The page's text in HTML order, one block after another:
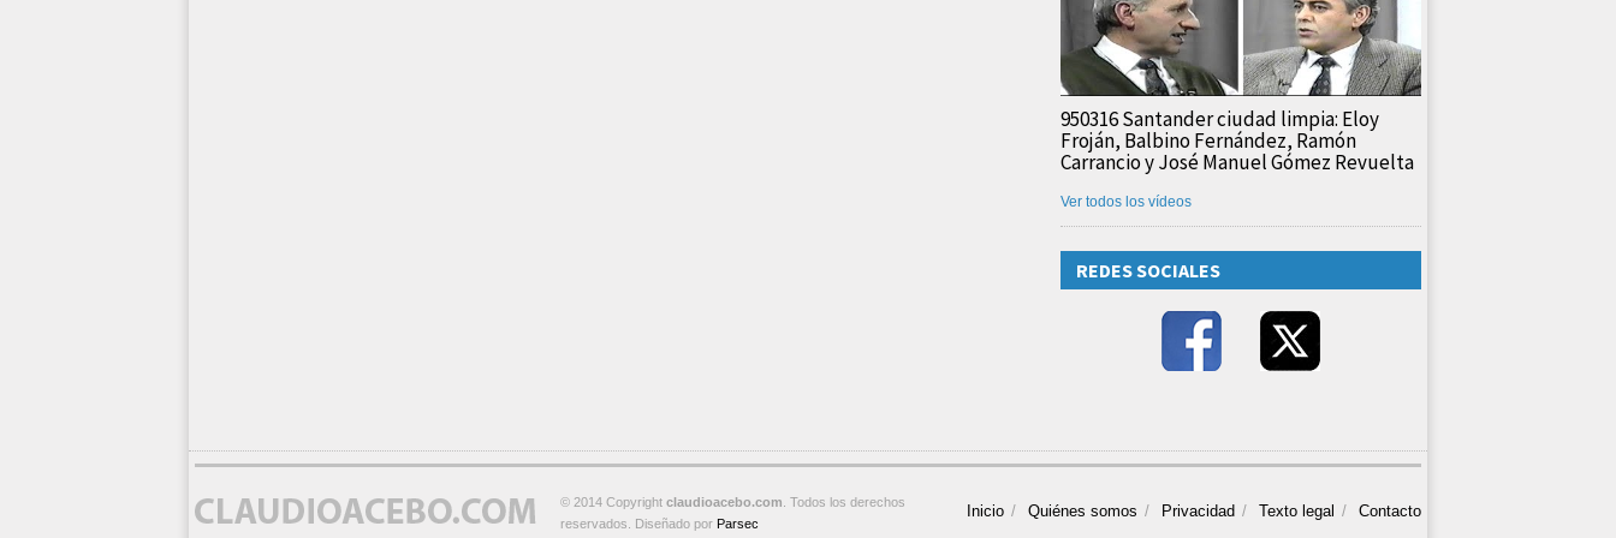
950316 Santander ciudad limpia: Eloy
Froján, Balbino Fernández, Ramón
Carrancio y José Manuel Gómez Revuelta
Ver todos los vídeos
REDES SOCIALES
Inicio Quiénes somos Privacidad Texto legal Contacto
© 2014 Copyright claudioacebo.com . Todos los derechos
reservados. Diseñado por Parsec